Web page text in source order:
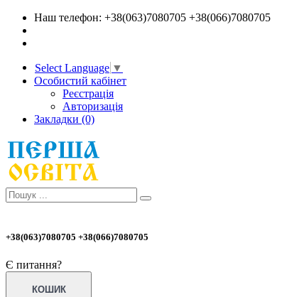
Наш телефон: +38(063)7080705 +38(066)7080705
Select Language ▼
Особистий кабінет
Реєстрація
Авторизація
Закладки (0)
+38(063)7080705 +38(066)7080705
Є питання?
КОШИК